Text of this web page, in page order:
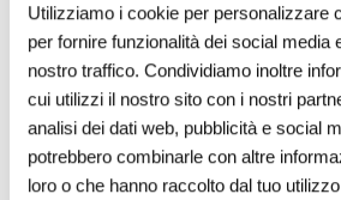
Utilizziamo i cookie per personalizzare
per fornire funzionalità dei social media
nostro traffico. Condividiamo inoltre
cui utilizzi il nostro sito con i nostri
analisi dei dati web, pubblicità e social
potrebbero combinarle con altre
loro o che hanno raccolto dal tuo